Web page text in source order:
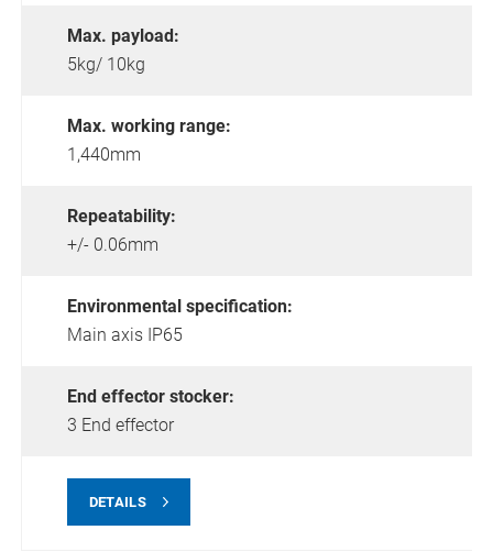
Max. payload:
5kg/ 10kg
Max. working range:
1,440mm
Repeatability:
+/- 0.06mm
Environmental specification:
Main axis IP65
End effector stocker:
3 End effector
DETAILS